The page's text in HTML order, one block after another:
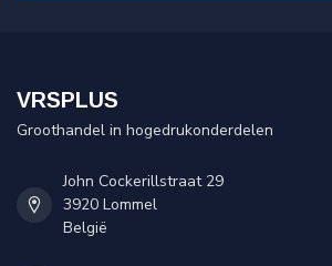
VRSPLUS
Groothandel in hogedrukonderdelen
John Cockerillstraat 29
3920 Lommel
België